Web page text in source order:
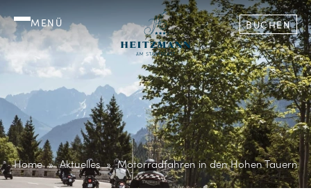
MENÜ BUCHEN
Home Aktuelles Motorradfahren in den Hohen Tauern